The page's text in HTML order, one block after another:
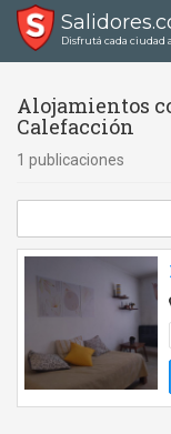
Disfrutá cada ciudad
Alojamientos
Calefacción
1 publicaciones